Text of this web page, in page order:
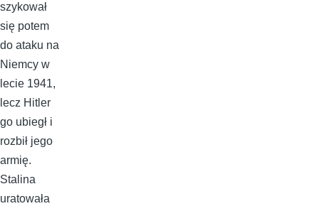
szykował
się potem
do ataku na
Niemcy w
lecie 1941,
lecz Hitler
go ubiegł i
rozbił jego
armię.
Stalina
uratowała